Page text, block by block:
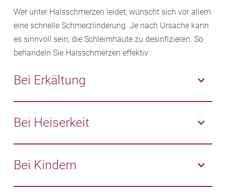
Wer unter Halsschmerzen leidet, wünscht sich vor allem
eine schnelle Schmerzlinderung. Je nach Ursache kann
es sinnvoll sein, die Schleimhäute zu desinfizieren. So
behandeln Sie Halsschmerzen effektiv:
Bei Erkältung
In Ihrer Apotheke erhalten Sie Tabletten zum
Lutschen, Lösungen zum Gurgeln oder auch
desinfizierende Wirkstoffe, oft auch in Kombination
mit betäubenden Wirkstoffen wie Benzocain oder
Entzündungen hemmt. Sie lindern die
Bei Heiserkeit
Ist die Stimme angegriffen oder komplett weg und der
Hals fühlt sich kratzig und trocken an, können
aus isländischem Moos oder Malvenblüten beruhigen
Bei Kindern
Gerade Kleinkinder können oft nicht sagen, dass sie